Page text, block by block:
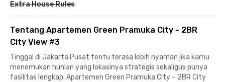
Extra House Rules
Tentang Apartemen Green Pramuka City - 2BR
City View #3
Tinggal di Jakarta Pusat tentu terasa lebih nyaman jika kamu
menemukan hunian yang lokasinya strategis sekaligus punya
fasilitas lengkap. Apartemen Green Pramuka City – 2BR City